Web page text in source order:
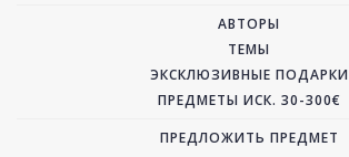
АВТОРЫ
ТЕМЫ
ЭКСКЛЮЗИВНЫЕ ПОДАРКИ
ПРЕДМЕТЫ ИСК. 30-300€
ПРЕДЛОЖИТЬ ПРЕДМЕТ